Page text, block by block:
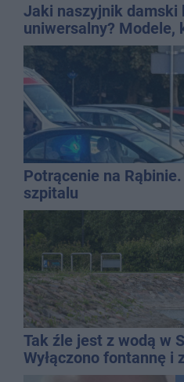
Jaki naszyjnik damski
uniwersalny? Modele,
wielu stylizacji
Potrącenie na
szpitalu
Tak źle jest z wodą w
Wyłączono fontannę i
dolewkę